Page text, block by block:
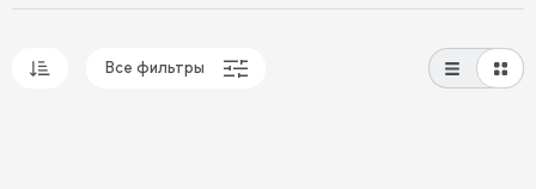
Все фильтры